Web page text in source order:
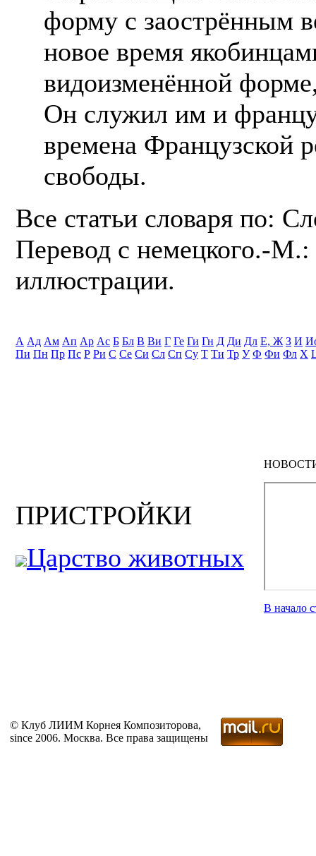
форму с заострённым
новое время
видоизменённой
Он служил им и
времена Французской
свободы.
Все статьи словаря по:
Перевод с немецкого.-
иллюстрации.
А Ад Ам Ап Ар Ас Б Бл В Ви Г Ге Ги Гн Д Ди Дл Е, Ж З И
Пи Пн Пр Пс Р Ри С Се Си Сл Сп Су Т Ти Тр У Ф Фи Фл Х
ПРИСТРОЙКИ
Царство животных
В начало
© Клуб ЛИИМ Корнея Композиторова,
since 2006. Москва. Все права защищены